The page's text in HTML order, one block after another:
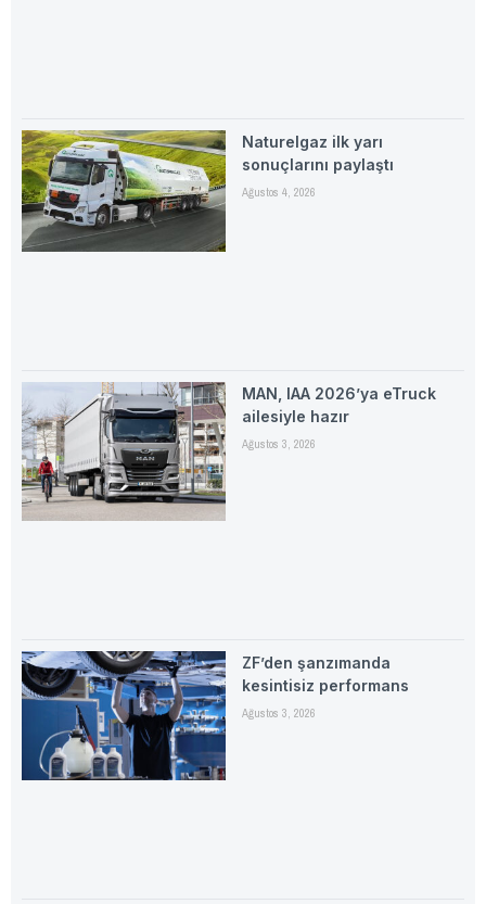
Naturelgaz ilk yarı
sonuçlarını paylaştı
Ağustos 4, 2026
MAN, IAA 2026’ya eTruck
ailesiyle hazır
Ağustos 3, 2026
ZF’den şanzımanda
kesintisiz performans
Ağustos 3, 2026